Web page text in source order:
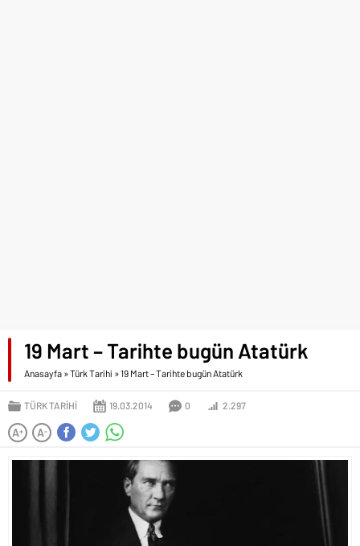
19 Mart – Tarihte bugün Atatürk
Anasayfa »Türk Tarihi »19 Mart – Tarihte bugün Atatürk
TÜRK TARIHI 19.03.2014 0 2.297
A+ A-